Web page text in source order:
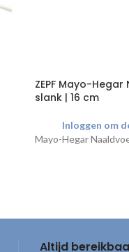
ZEPF Mayo-
slank | 16 cm
Inloggen om
Mayo-Hegar
Altijd